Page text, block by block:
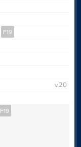
F19
v.20
F19